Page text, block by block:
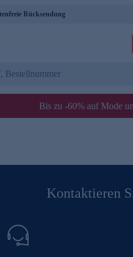
Rücksendung
Bis zu -60% auf Mode
Kontaktieren